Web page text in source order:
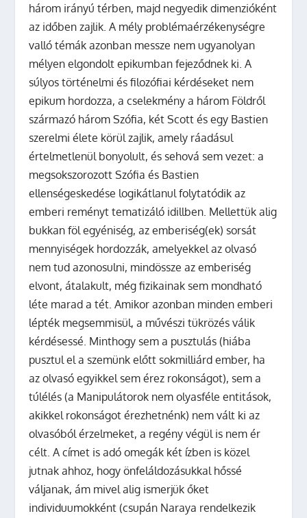
három irányú térben, majd negyedik dimenzióként
az időben zajlik. A mély problémaérzékenységre
valló témák azonban messze nem ugyanolyan
mélyen elgondolt epikumban fejeződnek ki. A
súlyos történelmi és filozófiai kérdéseket nem
epikum hordozza, a cselekmény a három Földről
származó három Szófia, két Scott és egy Bastien
szerelmi élete körül zajlik, amely ráadásul
értelmetlenül bonyolult, és sehová sem vezet: a
megsokszorozott Szófia és Bastien
ellenségeskedése logikátlanul folytatódik az
emberi reményt tematizáló idillben. Mellettük alig
bukkan föl egyéniség, az emberiség(ek) sorsát
mennyiségek hordozzák, amelyekkel az olvasó
nem tud azonosulni, mindössze az emberiség
elvont, átalakult, még fizikainak sem mondható
léte marad a tét. Amikor azonban minden emberi
lépték megsemmisül, a művészi tükrözés válik
kérdésessé. Minthogy sem a pusztulás (hiába
pusztul el a szemünk előtt sokmilliárd ember, ha
az olvasó egyikkel sem érez rokonságot), sem a
túlélés (a Manipulátorok nem olyasféle entitások,
akikkel rokonságot érezhetnénk) nem vált ki az
olvasóból érzelmeket, a regény végül is nem ér
célt. A címet is adó omegák két ízben is közel
jutnak ahhoz, hogy önfeláldozásukkal hőssé
váljanak, ám mivel alig ismerjük őket
individuumokként (csupán Naraya rendelkezik